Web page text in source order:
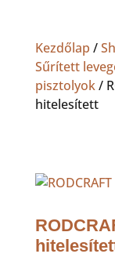
Kezdőlap /
Sűrített
pisztolyok/
hitelesített